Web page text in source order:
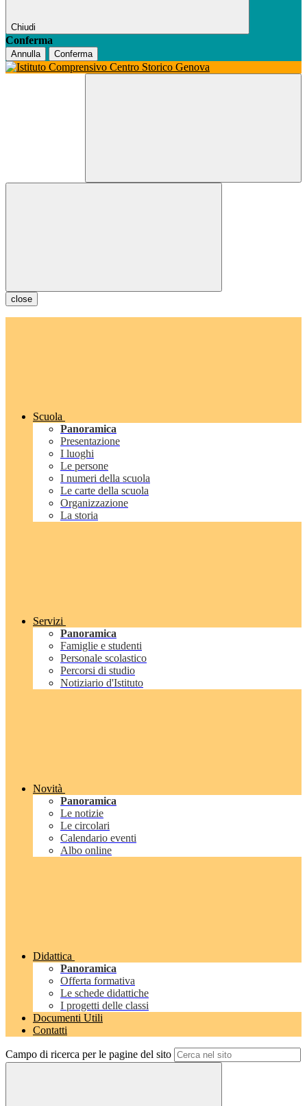
Chiudi
Conferma
Annulla Conferma
close
Scuola
Panoramica
Presentazione
I luoghi
Le persone
I numeri della scuola
Le carte della scuola
Organizzazione
La storia
Servizi
Panoramica
Famiglie e studenti
Personale scolastico
Percorsi di studio
Notiziario d'Istituto
Novità
Panoramica
Le notizie
Le circolari
Calendario eventi
Albo online
Didattica
Panoramica
Offerta formativa
Le schede didattiche
I progetti delle classi
Documenti Utili
Contatti
Campo di ricerca per le pagine del sito